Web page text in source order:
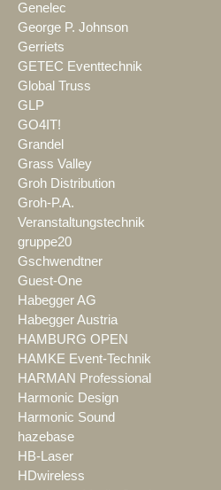
Genelec
George P. Johnson
Gerriets
GETEC Eventtechnik
Global Truss
GLP
GO4IT!
Grandel
Grass Valley
Groh Distribution
Groh-P.A.
Veranstaltungstechnik
gruppe20
Gschwendtner
Guest-One
Habegger AG
Habegger Austria
HAMBURG OPEN
HAMKE Event-Technik
HARMAN Professional
Harmonic Design
Harmonic Sound
hazebase
HB-Laser
HDwireless